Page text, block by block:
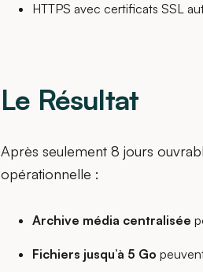
HTTPS avec certificats SSL
Le Résultat
Après seulement 8 jours
opérationnelle :
Archive média centralisée
Fichiers jusqu’à 5 Go